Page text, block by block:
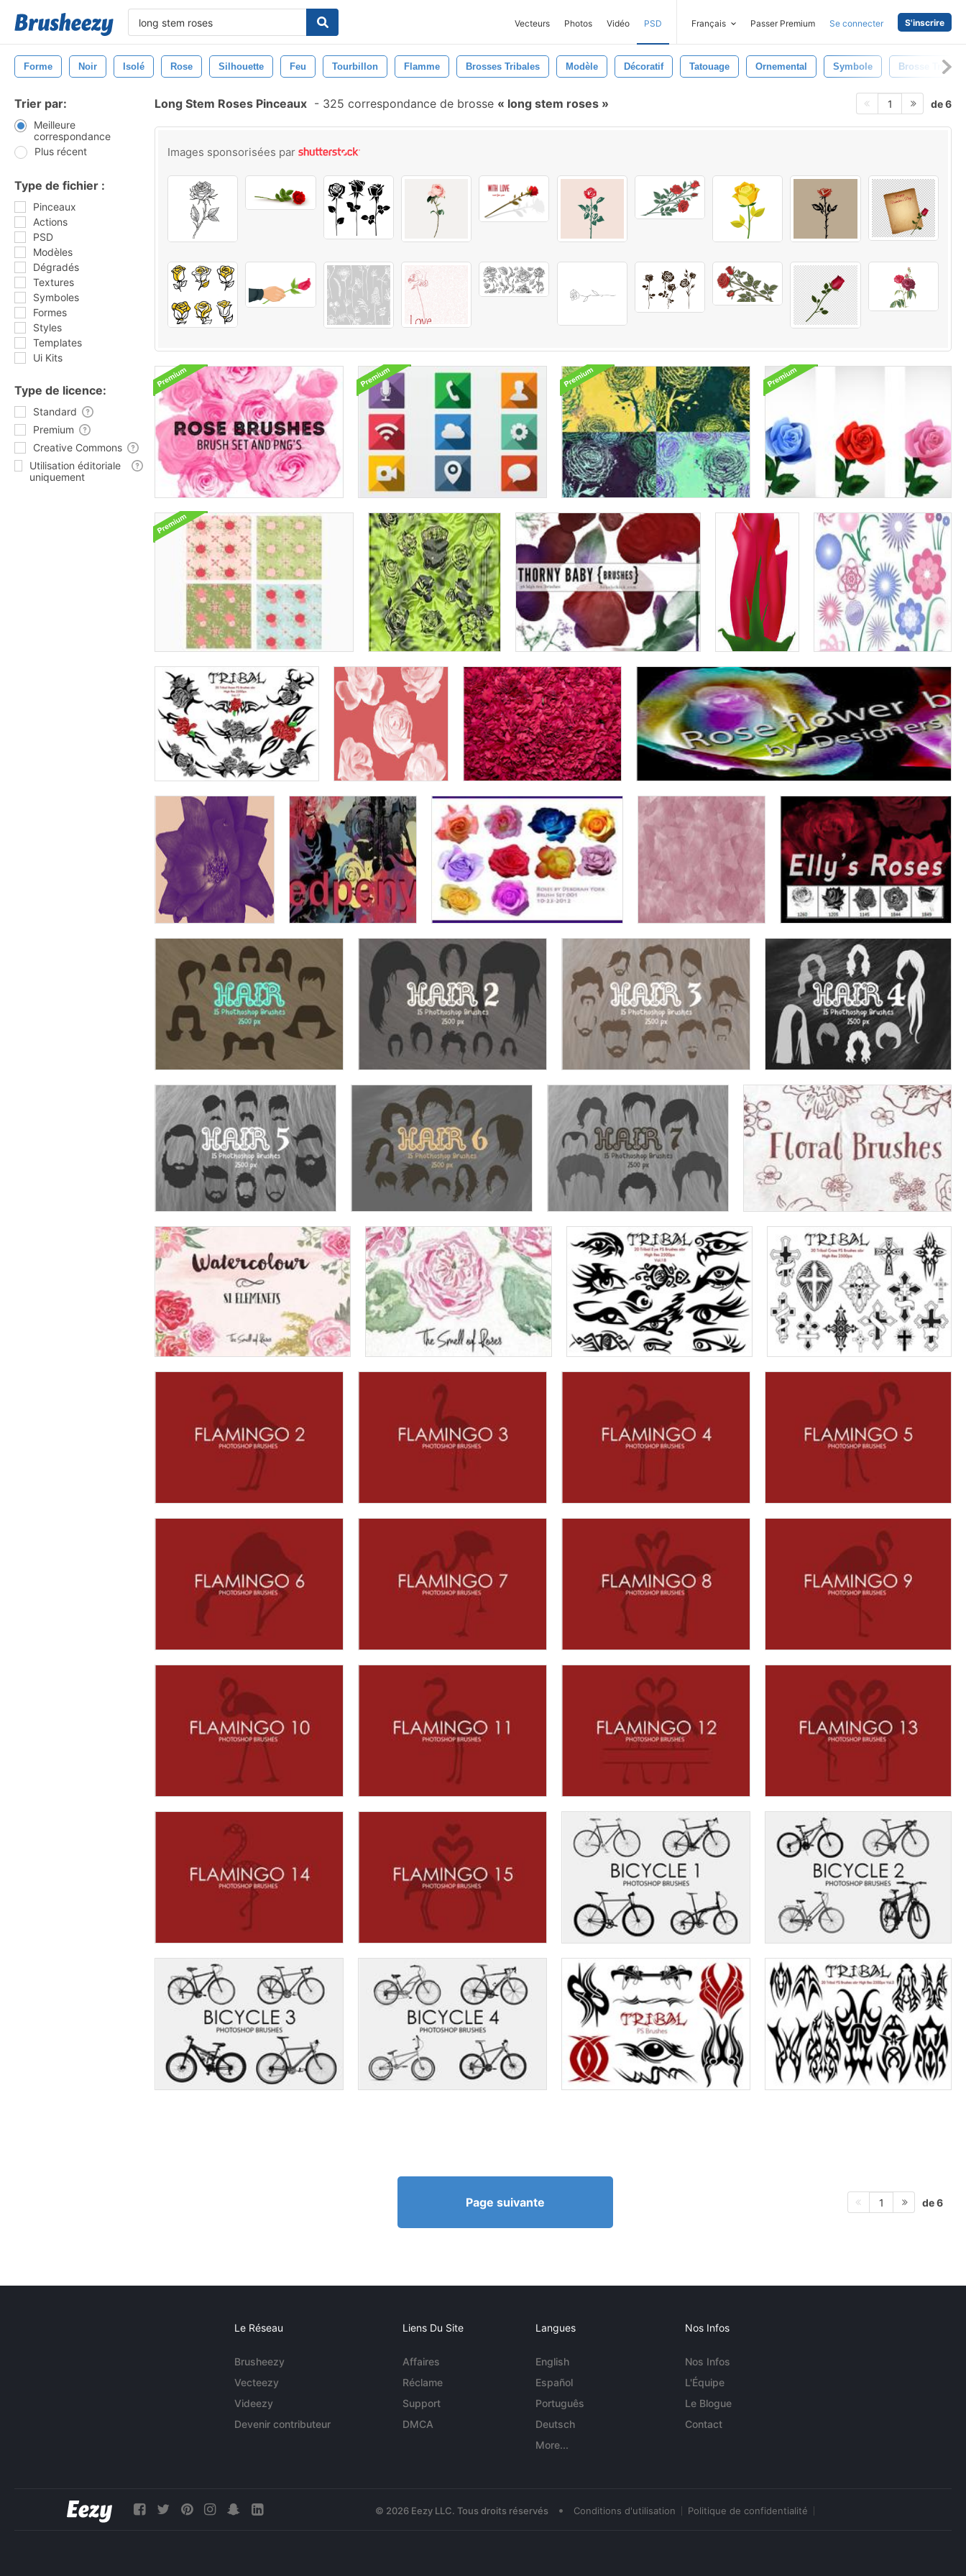
Vecteurs Photos Vidéo PSD Français Passer Premium Se connecter S'inscrire
Forme Noir Isolé Rose Silhouette Feu Tourbillon Flamme Brosses Tribales Modèle Décoratif Tatouage Ornemental Symbole Brosse Tribale
Trier par:
Meilleure
correspondance
Plus récent
Type de fichier :
Pinceaux
Actions
PSD
Modèles
Dégradés
Textures
Symboles
Formes
Styles
Templates
Ui Kits
Type de licence:
Standard
Premium
Creative Commons
Utilisation éditoriale
uniquement
Long Stem Roses Pinceaux - 325 correspondance de brosse long stem roses 1 de 6
Images sponsorisées par
Page suivante 1 de 6
Le Réseau
Brusheezy
Vecteezy
Videezy
Devenir contributeur
Liens Du Site
Affaires
Réclame
Support
DMCA
Langues
English
Español
Português
Deutsch
More...
Nos Infos
Nos Infos
L'Équipe
Le Blogue
Contact
© 2026 Eezy LLC. Tous droits réservés • Conditions d'utilisation Politique de confidentialité